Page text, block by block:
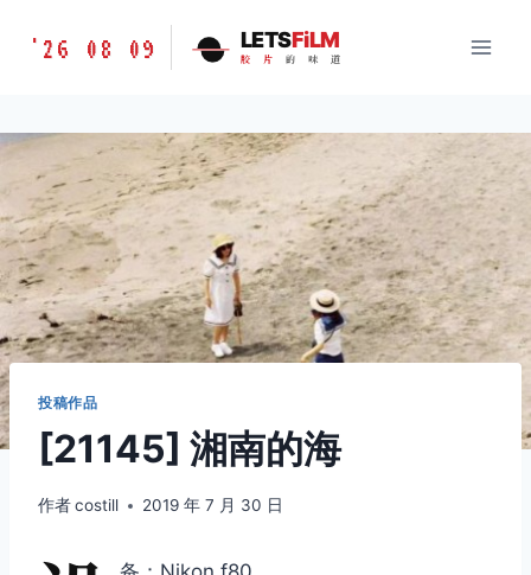
胶
味
LETSFILM
'26 08 09 LETSFiLM
胶 片 的 味 道
投稿作品
[21145] 湘南的海
作者costill 2019 年 7 月 30 日